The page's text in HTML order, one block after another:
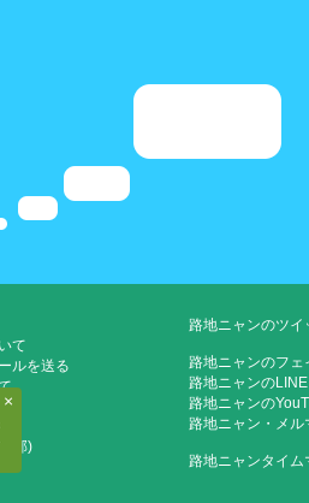
て
ルを送る
部)
路地ニャンのツイ
路地ニャンのフェ
路地ニャンのLINE
路地ニャンの
路地ニャン・メル
路地ニャンタイム
×